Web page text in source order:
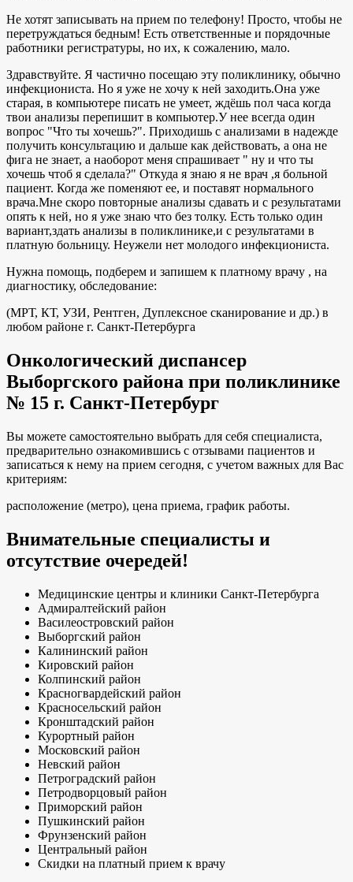
Не хотят записывать на прием по телефону! Просто, чтобы не
перетруждаться бедным! Есть ответственные и порядочные
работники регистратуры, но их, к сожалению, мало.
Здравствуйте. Я частично посещаю эту поликлинику, обычно
инфекциониста. Но я уже не хочу к ней заходить.Она уже
старая, в компьютере писать не умеет, ждёшь пол часа когда
твои анализы перепишит в компьютер.У нее всегда один
вопрос "Что ты хочешь?". Приходишь с анализами в надежде
получить консультацию и дальше как действовать, а она не
фига не знает, а наоборот меня спрашивает " ну и что ты
хочешь чтоб я сделала?" Откуда я знаю я не врач ,я больной
пациент. Когда же поменяют ее, и поставят нормального
врача.Мне скоро повторные анализы сдавать и с результатами
опять к ней, но я уже знаю что без толку. Есть только один
вариант,здать анализы в поликлинике,и с результатами в
платную больницу. Неужели нет молодого инфекциониста.
Нужна помощь, подберем и запишем к платному врачу , на
диагностику, обследование:
(МРТ, КТ, УЗИ, Рентген, Дуплексное сканирование и др.) в
любом районе г. Санкт-Петербурга
Онкологический диспансер
Выборгского района при поликлинике
№ 15 г. Санкт-Петербург
Вы можете самостоятельно выбрать для себя специалиста,
предварительно ознакомившись с отзывами пациентов и
записаться к нему на прием сегодня, с учетом важных для Вас
критериям:
расположение (метро), цена приема, график работы.
Внимательные специалисты и
отсутствие очередей!
Медицинские центры и клиники Санкт-Петербурга
Адмиралтейский район
Василеостровский район
Выборгский район
Калининский район
Кировский район
Колпинский район
Красногвардейский район
Красносельский район
Кронштадский район
Курортный район
Московский район
Невский район
Петроградский район
Петродворцовый район
Приморский район
Пушкинский район
Фрунзенский район
Центральный район
Скидки на платный прием к врачу